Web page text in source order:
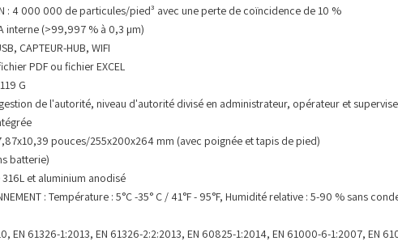
: 4 000 000 de particules/pied³ avec une perte de coïncidence de 10 %
interne (>99,997 % à 0,3 µm)
CAPTEUR-HUB, WIFI
PDF ou fichier EXCEL
G
: gestion de l'autorité, niveau d'autorité divisé en administrateur, opérateur et
pouces/255x200x264 mm (avec poignée et tapis de pied)
batterie)
et aluminium anodisé
: Température : 5°C -35° C / 41°F - 95°F, Humidité relative : 5-90 % sans
EN 61326-1:2013, EN 61326-2:2:2013, EN 60825-1:2014, EN 61000-6-1:2007, EN